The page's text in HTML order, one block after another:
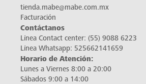
tienda.mabe@mabe.com.mx
Facturación
Contáctanos
Línea Contact center: (55) 9088 6223
Línea Whatsapp: 525662141659
Horario de Atención:
Lunes a Viernes 8:00 a 20:00
Sábados 9:00 a 14:00